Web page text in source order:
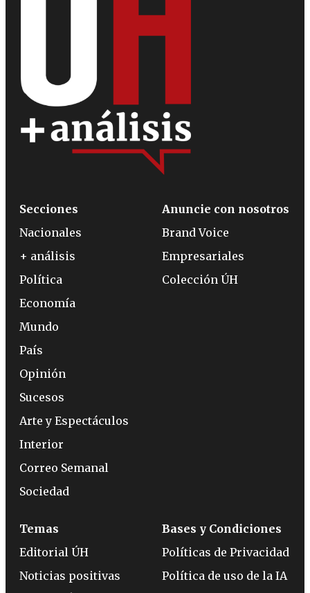
Secciones
Nacionales
+ análisis
Política
Economía
Mundo
País
Opinión
Sucesos
Arte y Espectáculos
Interior
Correo Semanal
Sociedad
Anuncie con nosotros
Brand Voice
Empresariales
Colección ÚH
Temas
Editorial ÚH
Noticias positivas
Bases y Condiciones
Políticas de Privacidad
Política de uso de la IA